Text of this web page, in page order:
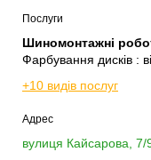
Послуги
Шиномонтажні
Фарбування дисків :
+10 видів послуг
Адрес
вулиця Кайсарова, 7/